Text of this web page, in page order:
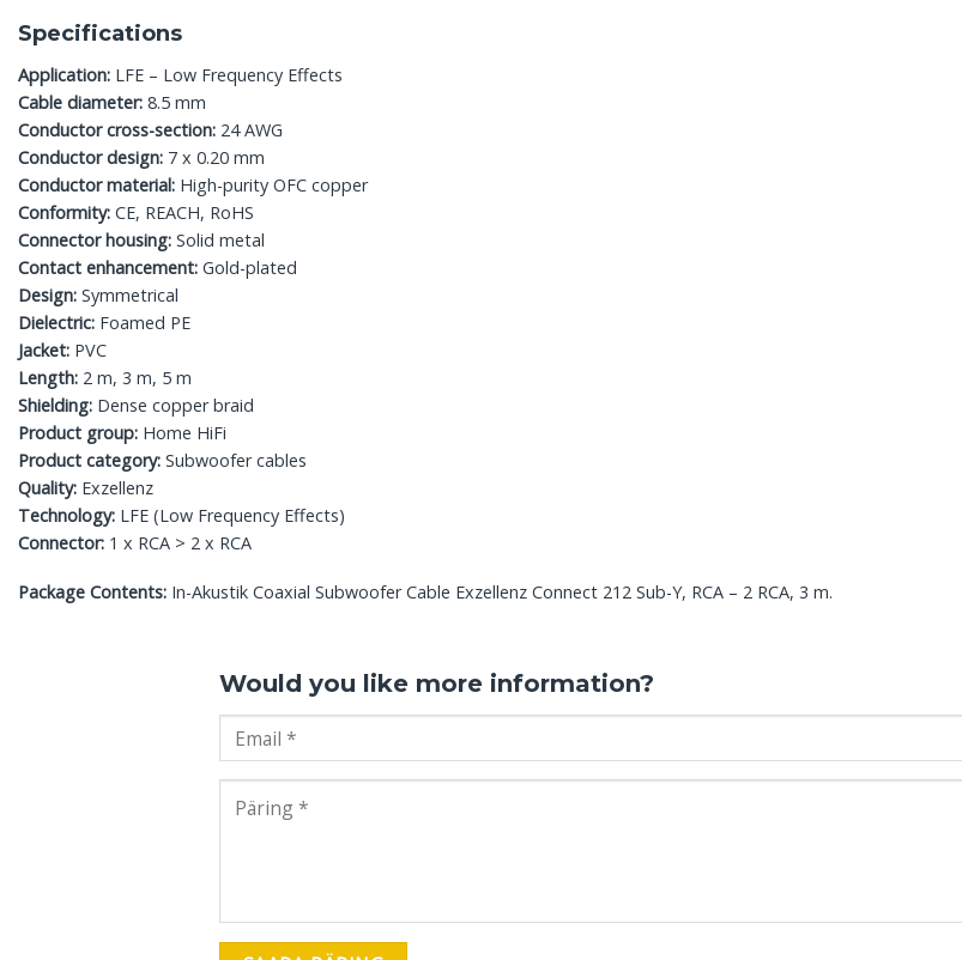
Specifications
Application: LFE – Low Frequency Effects
Cable diameter: 8.5 mm
Conductor cross-section: 24 AWG
Conductor design: 7 x 0.20 mm
Conductor material: High-purity OFC copper
Conformity: CE, REACH, RoHS
Connector housing: Solid metal
Contact enhancement: Gold-plated
Design: Symmetrical
Dielectric: Foamed PE
Jacket: PVC
Length: 2 m, 3 m, 5 m
Shielding: Dense copper braid
Product group: Home HiFi
Product category: Subwoofer cables
Quality: Exzellenz
Technology: LFE (Low Frequency Effects)
Connector: 1 x RCA > 2 x RCA
Package Contents: In-Akustik Coaxial Subwoofer Cable Exzellenz Connect 212 Sub-Y, RCA – 2 RCA, 3 m.
Would you like more information?